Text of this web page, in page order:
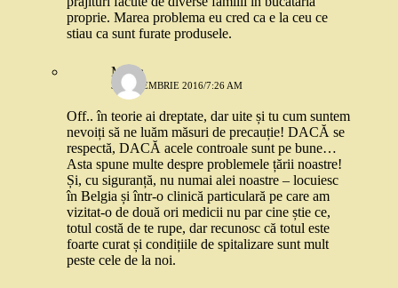
proprie. Marea problema eu cred ca e la ceu ce
stiau ca sunt furate produsele.
Maria
3 SEPTEMBRIE 2016/7:26 AM
Off.. în teorie ai dreptate, dar uite și tu cum suntem
nevoiți să ne luăm măsuri de precauție! DACĂ se
respectă, DACĂ acele controale sunt pe bune…
Asta spune multe despre problemele țării noastre!
Și, cu siguranță, nu numai alei noastre – locuiesc
în Belgia și într-o clinică particulară pe care am
vizitat-o de două ori medicii nu par cine știe ce,
totul costă de te rupe, dar recunosc că totul este
foarte curat și condițiile de spitalizare sunt mult
peste cele de la noi.